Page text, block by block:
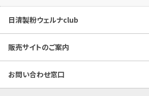
日清製粉ウェルナclub
販売サイトのご案内
お問い合わせ窓口